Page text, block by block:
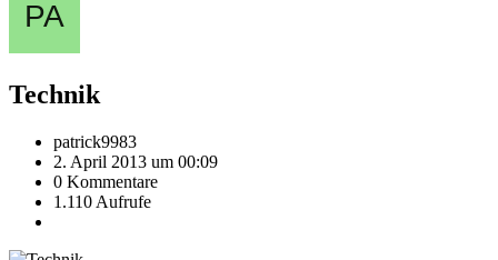
Technik
patrick9983
2. April 2013 um 00:09
0 Kommentare
1.110 Aufrufe